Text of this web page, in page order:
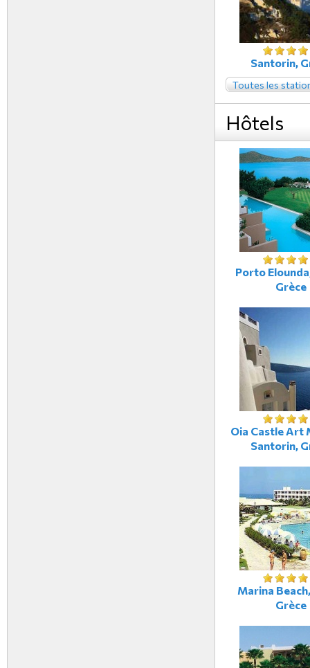
Santorin,
Toutes les
Hôtels
Porto
Grèce
Oia Castle Art
Santorin,
Marina
Grèce